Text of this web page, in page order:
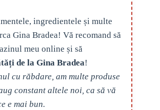
ingredientele și multe
Gina Bradea! Vă recomand să
meu online și să
de la Gina Bradea!
cu răbdare, am multe produse
constant altele noi, ca să vă
e mai bun.